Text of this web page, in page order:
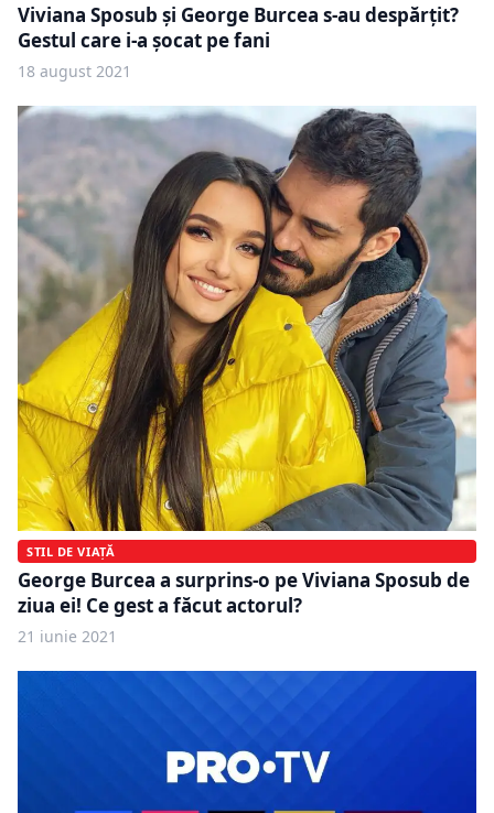
Viviana Sposub și George Burcea s-au despărțit?
Gestul care i-a șocat pe fani
18 august 2021
STIL DE VIAȚĂ
George Burcea a surprins-o pe Viviana Sposub de
ziua ei! Ce gest a făcut actorul?
21 iunie 2021